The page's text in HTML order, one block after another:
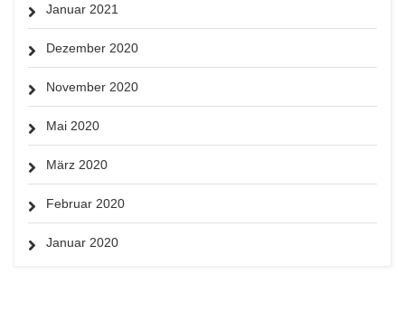
Januar 2021
Dezember 2020
November 2020
Mai 2020
März 2020
Februar 2020
Januar 2020